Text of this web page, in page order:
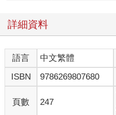
詳細資料
語言 中文繁體
ISBN
9786269807680
頁數 247